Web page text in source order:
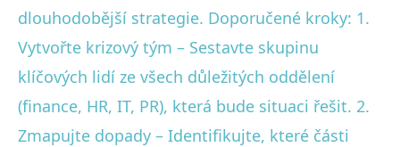
dlouhodobější strategie. Doporučené kroky: 1.
Vytvořte krizový tým – Sestavte skupinu
klíčových lidí ze všech důležitých oddělení
(finance, HR, IT, PR), která bude situaci řešit. 2.
Zmapujte dopady – Identifikujte, které části